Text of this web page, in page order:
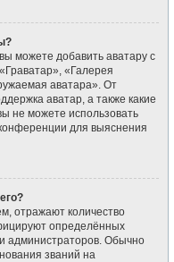
можете добавить аватару с
«Галерея
аватара». От
аватар, а также какие
не можете использовать
для выяснения
отражают количество
определённых
администраторов. Обычно
званий на